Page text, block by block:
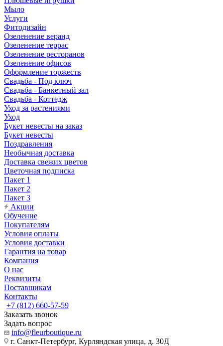
Мыло
Услуги
Фитодизайн
Озеленение веранд
Озеленение террас
Озеленение ресторанов
Озеленение офисов
Оформление торжеств
Свадьба - Под ключ
Свадьба - Банкетный зал
Свадьба - Коттедж
Уход за растениями
Уход
Букет невесты на заказ
Букет невесты
Поздравления
Необычная доставка
Доставка свежих цветов
Цветочная подписка
Пакет 1
Пакет 2
Пакет 3
Акции
Обучение
Покупателям
Условия оплаты
Условия доставки
Гарантия на товар
Компания
О нас
Реквизиты
Поставщикам
Контакты
+7 (812) 660-57-59
Заказать звонок
Задать вопрос
info@fleurboutique.ru
г. Санкт-Петербург, Курляндская улица, д. 30Д